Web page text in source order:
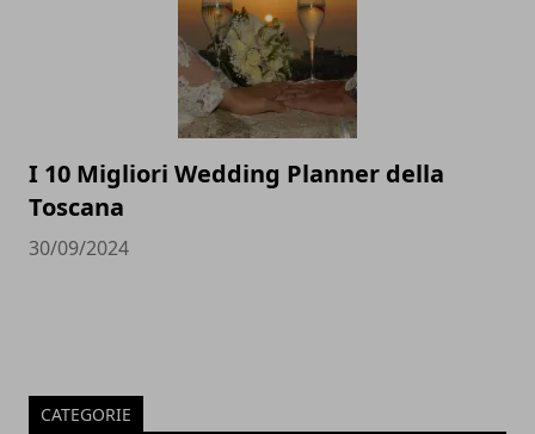
I 10 Migliori Wedding Planner della
Toscana
30/09/2024
CATEGORIE